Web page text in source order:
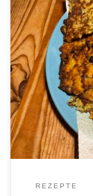
[…]
REZEPTE